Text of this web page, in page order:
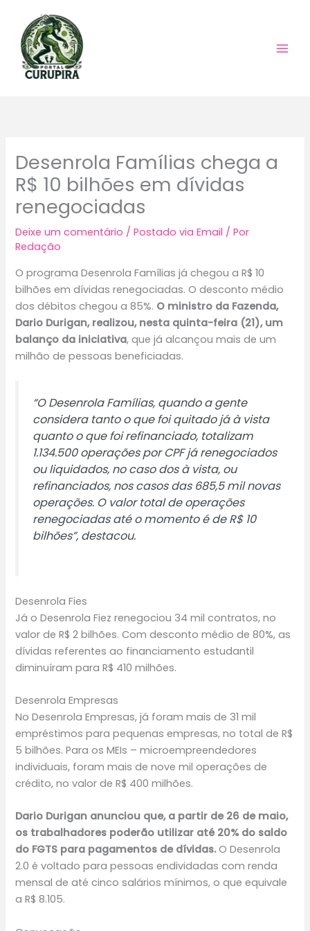
conteúdo
Desenrola Famílias chega a
R$ 10 bilhões em dívidas
renegociadas
Deixe um comentário /Postado via Email / Por
Redação
O programa Desenrola Famílias já chegou a R$ 10
bilhões em dívidas renegociadas. O desconto médio
dos débitos chegou a 85%. O ministro da Fazenda,
Dario Durigan, realizou, nesta quinta-feira (21), um
balanço da iniciativa, que já alcançou mais de um
milhão de pessoas beneficiadas.
“O Desenrola Famílias, quando a gente
considera tanto o que foi quitado já à vista
quanto o que foi refinanciado, totalizam
1.134.500 operações por CPF já renegociados
ou liquidados, no caso dos à vista, ou
refinanciados, nos casos das 685,5 mil novas
operações. O valor total de operações
renegociadas até o momento é de R$ 10
bilhões”, destacou.
Desenrola Fies
Já o Desenrola Fiez renegociou 34 mil contratos, no
valor de R$ 2 bilhões. Com desconto médio de 80%, as
dívidas referentes ao financiamento estudantil
diminuíram para R$ 410 milhões.
Desenrola Empresas
No Desenrola Empresas, já foram mais de 31 mil
empréstimos para pequenas empresas, no total de R$
5 bilhões. Para os MEIs – microempreendedores
individuais, foram mais de nove mil operações de
crédito, no valor de R$ 400 milhões.
Dario Durigan anunciou que, a partir de 26 de maio,
os trabalhadores poderão utilizar até 20% do saldo
do FGTS para pagamentos de dívidas.O Desenrola
2.0 é voltado para pessoas endividadas com renda
mensal de até cinco salários mínimos, o que equivale
a R$ 8.105.